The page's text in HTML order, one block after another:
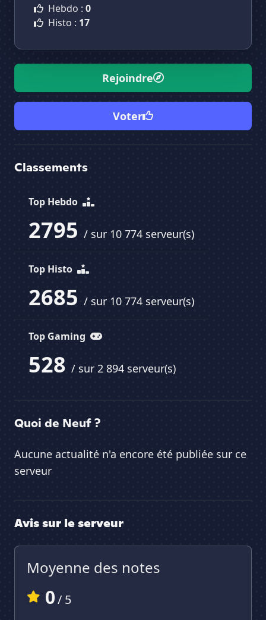
Hebdo : 0
Histo : 17
Rejoindre
Voter
Classements
Top Hebdo
2795 / sur 10 774 serveur(s)
Top Histo
2685 / sur 10 774 serveur(s)
Top Gaming
528 / sur 2 894 serveur(s)
Quoi de Neuf ?
Aucune actualité n'a encore été publiée sur ce
serveur
Avis sur le serveur
Moyenne des notes
0/ 5